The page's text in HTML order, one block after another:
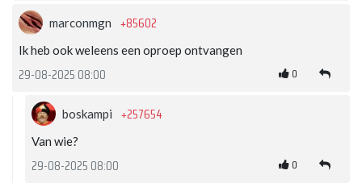
marconmgn +85602
Ik heb ook weleens een oproep ontvangen
29-08-2025 08:00 0
boskampi +257654
Van wie?
29-08-2025 08:00 0